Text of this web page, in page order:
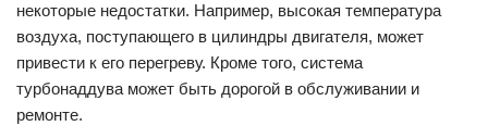
некоторые недостатки. Например, высокая температура
воздуха, поступающего в цилиндры двигателя, может
привести к его перегреву. Кроме того, система
турбонаддува может быть дорогой в обслуживании и
ремонте.